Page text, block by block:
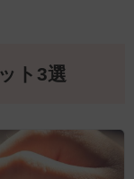
ト3選